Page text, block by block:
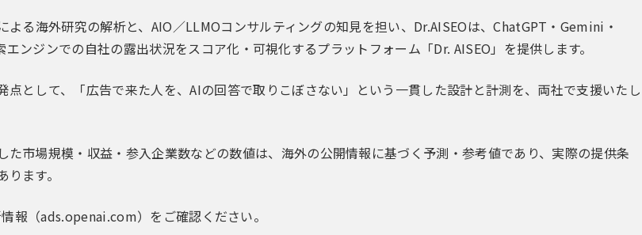
よる海外研究の解析と、AIO／LLMOコンサルティングの知見を担い、Dr.AISEOは、ChatGPT・Gemini・
ンジンでの自社の露出状況をスコア化・可視化するプラットフォーム「Dr. AISEO」を提供します。
点として、「広告で来た人を、AIの回答で取りこぼさない」という一貫した設計と計測を、両社で支援いたし
た市場規模・収益・参入企業数などの数値は、海外の公開情報に基づく予測・参考値であり、実際の提供条
ます。
報（ads.openai.com）をご確認ください。